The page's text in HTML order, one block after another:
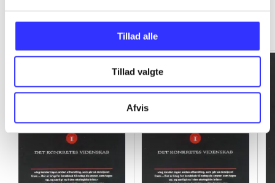
Tillad alle
Tillad valgte
Afvis
Gå til serien